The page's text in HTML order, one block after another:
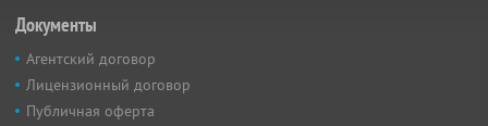
Документы
Агентский договор
Лицензионный договор
Публичная оферта